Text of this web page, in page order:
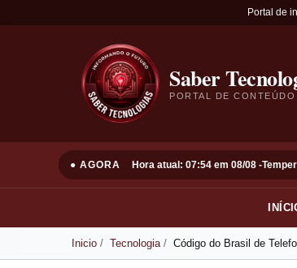
Portal de
Saber
PORTAL DE CONTEÚDO
● AGORA Hora atual: 07:54 em 08/08 -
Inicio Tecnologia Código do Brasil de